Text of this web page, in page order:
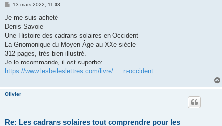
M
s
a
g
13 mars 2022, 11:03
Je me suis acheté
Denis Savoie
Une Histoire des cadrans solaires en Occident
La Gnomonique du Moyen Âge au XXe siècle
312 pages, très bien illustré.
Je le recommande, il est superbe:
https://www.lesbelleslettres.com/livre/ ... n-occident
Olivier
Re: Les cadrans solaires tout comprendre pour les